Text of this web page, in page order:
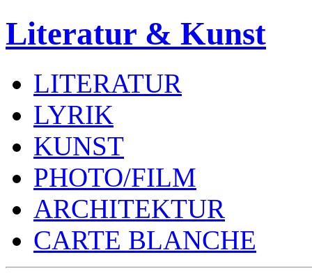
Literatur & Kunst
LITERATUR
LYRIK
KUNST
PHOTO/FILM
ARCHITEKTUR
CARTE BLANCHE